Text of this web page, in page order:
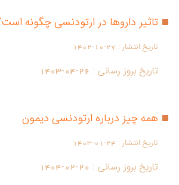
تاثیر داروها در ارتودنسی چگونه
تاریخ انتشار : 1402-10-27
تاریخ بروز رسانی : 1403-04-26
همه چیز درباره ارتودنسی دیمون
تاریخ انتشار : 1403-01-24
تاریخ بروز رسانی : 1404-02-20